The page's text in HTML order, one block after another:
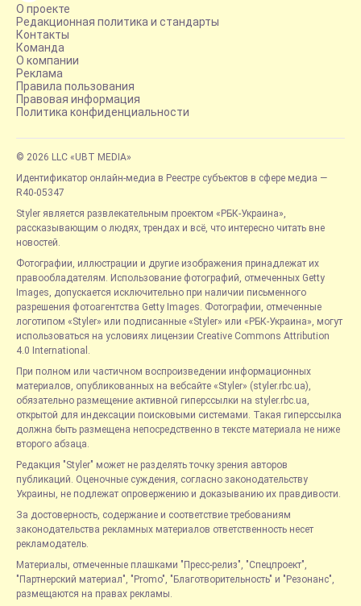
О проекте
Редакционная политика и стандарты
Контакты
Команда
О компании
Реклама
Правила пользования
Правовая информация
Политика конфиденциальности
© 2026 LLC «UBT MEDIA»
Идентификатор онлайн-медиа в Реестре субъектов в сфере медиа —
R40-05347
Styler является развлекательным проектом «РБК-Украина»,
рассказывающим о людях, трендах и всё, что интересно читать вне
новостей.
Фотографии, иллюстрации и другие изображения принадлежат их
правообладателям. Использование фотографий, отмеченных Getty
Images, допускается исключительно при наличии письменного
разрешения фотоагентства Getty Images. Фотографии, отмеченные
логотипом «Styler» или подписанные «Styler» или «РБК-Украина», могут
использоваться на условиях лицензии Creative Commons Attribution
4.0 International.
При полном или частичном воспроизведении информационных
материалов, опубликованных на вебсайте «Styler» (styler.rbc.ua),
обязательно размещение активной гиперссылки на styler.rbc.ua,
открытой для индексации поисковыми системами. Такая гиперссылка
должна быть размещена непосредственно в тексте материала не ниже
второго абзаца.
Редакция "Styler" может не разделять точку зрения авторов
публикаций. Оценочные суждения, согласно законодательству
Украины, не подлежат опровержению и доказыванию их правдивости.
За достоверность, содержание и соответствие требованиям
законодательства рекламных материалов ответственность несет
рекламодатель.
Материалы, отмеченные плашками "Пресс-релиз", "Спецпроект",
"Партнерский материал", "Promo", "Благотворительность" и "Резонанс",
размещаются на правах рекламы.